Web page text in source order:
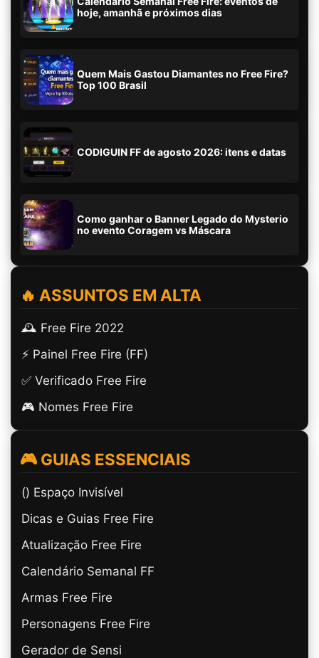
hoje, amanhã e próximos dias
Quem Mais Gastou Diamantes no Free Fire?
Top 100 Brasil
CODIGUIN FF de agosto 2026: itens e datas
Como ganhar o Banner Legado do Mysterio
no evento Coragem vs Máscara
🔥 ASSUNTOS EM ALTA
🕰️ Free Fire 2022
⚡ Painel Free Fire (FF)
✅ Verificado Free Fire
🎮 Nomes Free Fire
🎮 GUIAS ESSENCIAIS
(ㅤ) Espaço Invisível
Dicas e Guias Free Fire
Atualização Free Fire
Calendário Semanal FF
Armas Free Fire
Personagens Free Fire
Gerador de Sensi